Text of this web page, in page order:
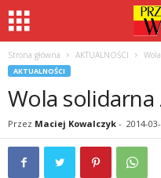
Strona główna AKTUALNOŚCI
AKTUALNOŚCI
Wola solidarna
Przez Maciej Kowalczyk - 2014-